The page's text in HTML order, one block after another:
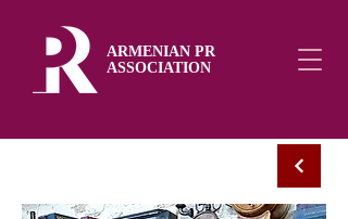
ARMENIAN PR
ASSOCIATION